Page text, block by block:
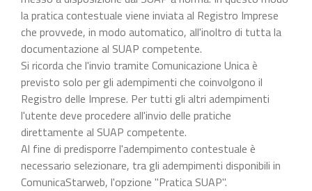
la pratica contestuale viene inviata al Registro Imprese
che provvede, in modo automatico, all'inoltro di tutta la
documentazione al SUAP competente.
Si ricorda che l'invio tramite Comunicazione Unica è
previsto solo per gli adempimenti che coinvolgono il
Registro delle Imprese. Per tutti gli altri adempimenti
l'utente deve procedere all'invio delle pratiche
direttamente al SUAP competente.
Al fine di predisporre l'adempimento contestuale è
necessario selezionare, tra gli adempimenti disponibili in
ComunicaStarweb, l'opzione "Pratica SUAP".